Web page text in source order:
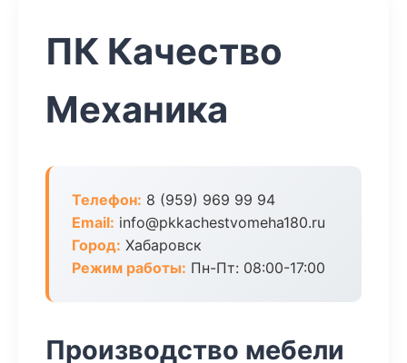
ПК Качество
Механика
Телефон: 8 (959) 969 99 94
Email: info@pkkachestvomeha180.ru
Город: Хабаровск
Режим работы: Пн-Пт: 08:00-17:00
Производство мебели